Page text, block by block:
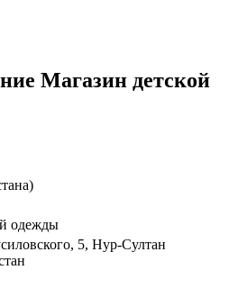
Магазин детской
одежды
5, Нур-Султан